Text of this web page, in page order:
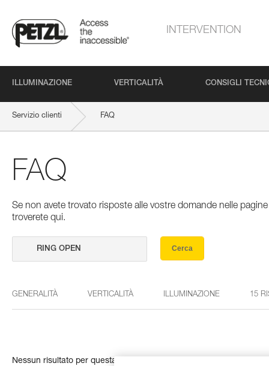
INTERVENTION
ILLUMINAZIONE VERTICALITÀ CONSIGLI
Servizio clienti FAQ
FAQ
Se non avete trovato risposte alle vostre domande nelle
troverete qui.
Cerca
GENERALITÀ VERTICALITÀ ILLUMINAZIONE 15
Nessun risultato per questa ricerca